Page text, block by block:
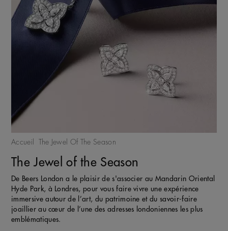
Accueil The Jewel Of The Season
The Jewel of the Season
De Beers London a le plaisir de s'associer au Mandarin Oriental
Hyde Park, à Londres, pour vous faire vivre une expérience
immersive autour de l’art, du patrimoine et du savoir-faire
joaillier au cœur de l’une des adresses londoniennes les plus
emblématiques.